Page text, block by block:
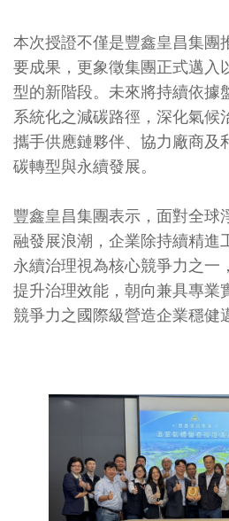
本次授證不僅是豐鑫皇昌集團
要成果，更象徵集團正式邁入
型的新階段。未來將持續依據
系統化之減碳路徑，深化氣候
攜手供應鏈夥伴、協力廠商及
碳轉型與永續發展。
豐鑫皇昌集團表示，面對全球
融發展浪潮，企業除持續精進
永續治理視為核心競爭力之一
提升治理效能，朝向兼具專業
競爭力之國際級營造企業穩健